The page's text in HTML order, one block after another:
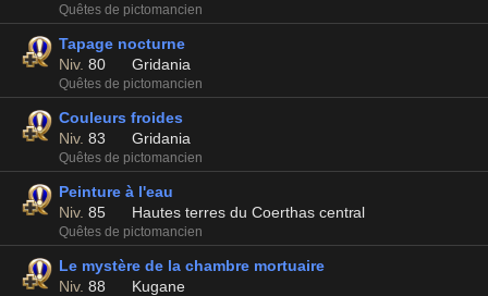
Quêtes de pictomancien
Tapage nocturne
Niv. 80 Gridania
Quêtes de pictomancien
Couleurs froides
Niv. 83 Gridania
Quêtes de pictomancien
Peinture à l'eau
Niv. 85 Hautes terres du Coerthas central
Quêtes de pictomancien
Le mystère de la chambre mortuaire
Niv. 88 Kugane